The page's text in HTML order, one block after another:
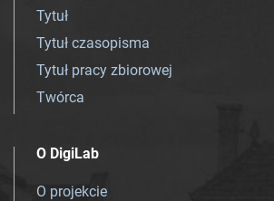
Tytuł
Tytuł czasopisma
Tytuł pracy zbiorowej
Twórca
O DigiLab
O projekcie